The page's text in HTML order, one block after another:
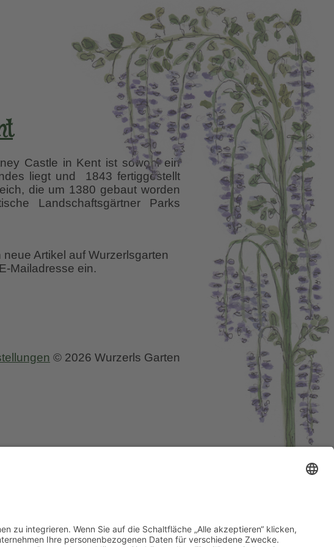
Castle in Kent ist sowohl ein
liegt und 1843 fertiggestellt
die um 1380 gebaut worden
Landschaftsgärtner Parks
Artikel auf Wurzerlsgarten
Mailadresse ein.
© 2026 Wurzerls Garten